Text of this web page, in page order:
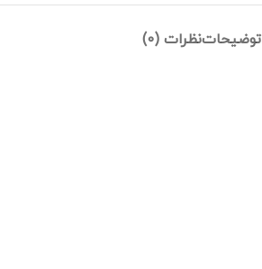
توضیحاتنظرات (0)